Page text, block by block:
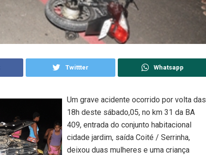
Twittter Whatsapp
Um grave acidente ocorrido por volta das
18h deste sábado,05, no km 31 da BA
409, entrada do conjunto habitacional
cidade jardim, saída Coité / Serrinha,
deixou duas mulheres e uma criança